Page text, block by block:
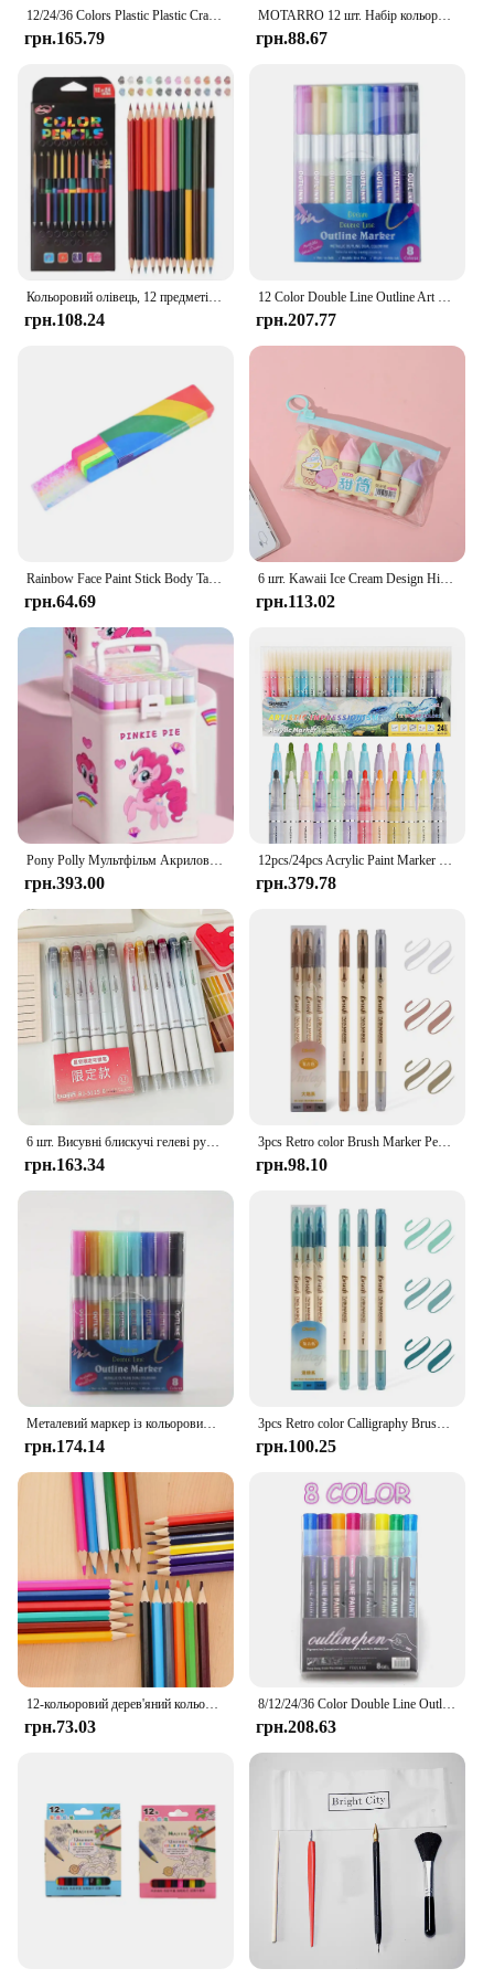
12/24/36 Colors Plastic Plastic Crayon Do Not Dirty Hands Washable Colored Crayon Erasable Peanut Shaped Oil Painting Stick
грн.165.79
MOTARRO 12 шт. Набір кольорових олівців Акварельні олівці для малювання Шкільні офісні письмові канцелярські товари для малювання Ескізи Художнє приладдя
грн.88.67
Кольоровий олівець, 12 предметів, набір для художнього малювання, подвійні головки, водорозчинний, 24-кольоровий олівець, трикутник, колода, дитячий ескіз, малюнок, приладдя для мистецтва
грн.108.24
12 Color Double Line Outline Art Pen Marker Pen DIY Graffiti Outline Marker Pen Highlighter Scrapbook Bullet Diary Poster Card
грн.207.77
грн.64.69
6 шт. Kawaii Ice Cream Design Highlighters Барвисті маркери для студентів і художників, які пишуть, малювання, розфарбувати та офісного використання
грн.113.02
грн.393.00 грн.379.78
грн.163.34
3pcs Retro color Brush Marker Pens Set Soft Brush Calligraphy Dual side Fine Liner Lettering Blendable Watercolor Art Drawing
грн.98.10
грн.174.14
3pcs Retro color Calligraphy Brush Pen Set DIY Scrapbooking Crafts Soft Tip Dual side Fine Liner Art Lettering Drawing Markers
грн.100.25
12-кольоровий дерев'яний кольоровий набір, нетоксичний стандартний короткий олівець для малювання HB, інструмент для малювання, канцтовари, шкільне приладдя
грн.73.03
8/12/24/36 Color Double Line Outline Art Marker Pen For DIY Scrapbook Poster Cards Painting Drawing Graffiti Glitter Highlighter
грн.208.63